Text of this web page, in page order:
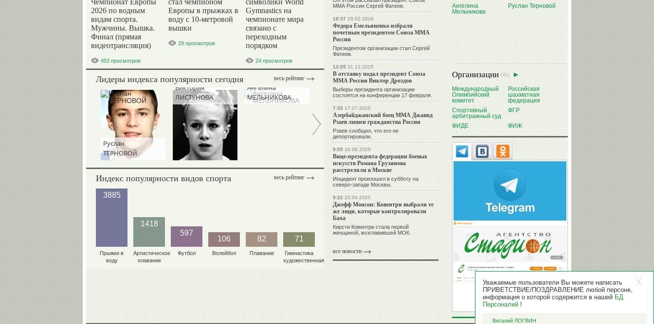
Чемпионат Европы
2026 по водным
видам спорта.
Мужчины. Вышка.
Финал (прямая
видеотрансляция)
453 просмотров
стал чемпионом
Европы в прыжках в
воду с 10-метровой
вышки
29 просмотров
символики World
Gymnastics на
чемпионате мира
связано с
переходным
порядком
24 просмотров
весь рейтинг
Лидеры индекса популярности сегодня
Руслан
ТЕРНОВОЙ
Виктория
ЛИСТУНОВА
Ангелина
МЕЛЬНИКОВА
Николай
КУКСЕНКОВ
весь рейтинг
Индекс популярности видов спорта
3885
Прыжки в
воду
1418
Артистическое
плавание
597
Футбол
106
Волейбол
82
Плавание
71
Гимнастика
художественная
ММА России Сергей Фатеев.
18:3728.02.2026
Федора Емельяненко избрали
почетным президентом Союза ММА
России
Президентом организации стал Сергей
Фатеев.
13:0531.12.2025
В отставку подал президент Союза
ММА России Виктор Дроздов
Выборы президента организации
состоятся на конференции 17 февраля.
7:3517.07.2025
Азербайджанский боец ММА Джавид
Рзаев лишен гражданства России
Рзаев сообщил, что его не
депортировали.
9:0516.06.2025
Вице-президента федерации боевых
искусств Романа Грузинова
расстреляли в Москве
Инцидент произошел в субботу на
северо-западе Москвы.
9:2223.04.2025
Джефф Монсон: Ковентри выбрали те
же люди, которые контролировали
Баха
Кирсти Ковентри стала первой
женщиной, возглавившей МОК.
все новости
Ангелина
Мельникова
Руслан Терновой
Организации(6):
Международный
Олимпийский
комитет
Российская
шахматная
федерация
Спортивный
арбитражный суд
ФГР
ФИДЕ ФИЖ
Уважаемые пользователи Вы можете написать
ПРИВЕТСТВИЕ/ПОЗДРАВЛЕНИЕ любой персоне,
информация о которой содержится в нашей БД
Персоналий !
Виталий ЛОГВИН